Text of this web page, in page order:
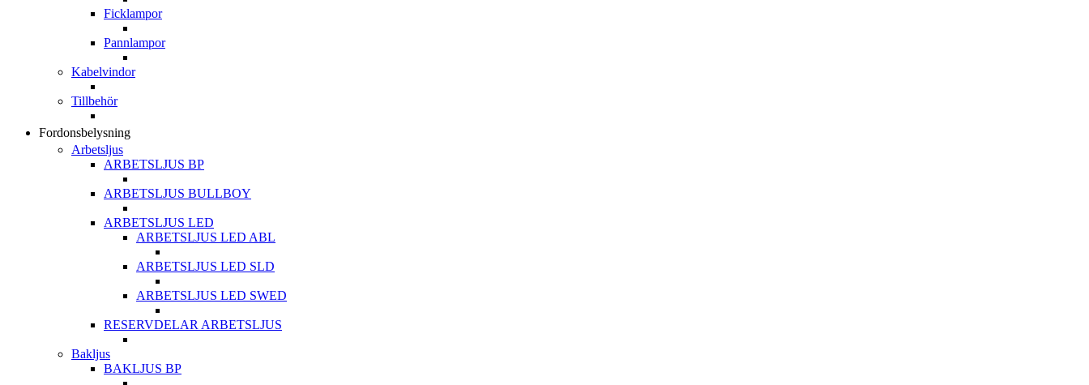
Ficklampor
Pannlampor
Kabelvindor
Tillbehör
Fordonsbelysning
Arbetsljus
ARBETSLJUS BP
ARBETSLJUS BULLBOY
ARBETSLJUS LED
ARBETSLJUS LED ABL
ARBETSLJUS LED SLD
ARBETSLJUS LED SWED
RESERVDELAR ARBETSLJUS
Bakljus
BAKLJUS BP